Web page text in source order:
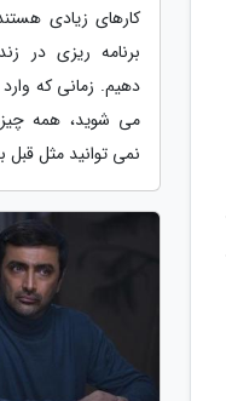
کارهای زیادی
برنامه ریزی در
دهیم. زمانی که
می شوید، همه
نمی توانید مثل قبل